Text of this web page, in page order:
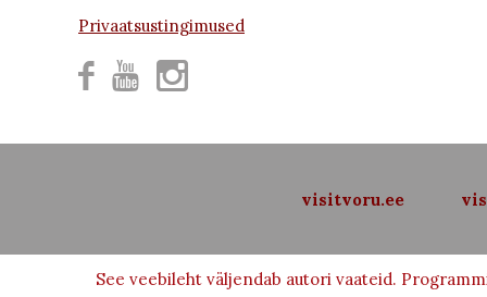
Privaatsustingimused
  
visitvoru.ee
See veebileht väljendab autori vaateid.